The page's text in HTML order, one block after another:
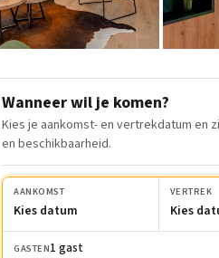
Wanneer wil je komen?
Kies je aankomst- en vertrekdatum en
en beschikbaarheid.
AANKOMST
Kies datum
VERTREK
Kies
GASTEN1 gast